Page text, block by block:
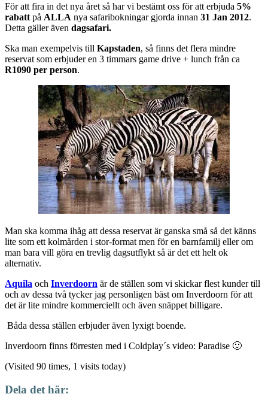
För att fira in det nya året så har vi bestämt oss för att erbjuda 5%
rabatt på ALLA nya safaribokningar gjorda innan 31 Jan 2012.
Detta gäller även dagsafari.
Ska man exempelvis till Kapstaden, så finns det flera mindre
reservat som erbjuder en 3 timmars game drive + lunch från ca
R1090 per person.
Man ska komma ihåg att dessa reservat är ganska små så det känns
lite som ett kolmården i stor-format men för en barnfamilj eller om
man bara vill göra en trevlig dagsutflykt så är det ett helt ok
alternativ.
Aquila och Inverdoorn är de ställen som vi skickar flest kunder till
och av dessa två tycker jag personligen bäst om Inverdoorn för att
det är lite mindre kommerciellt och även snäppet billigare.
Båda dessa ställen erbjuder även lyxigt boende.
Inverdoorn finns förresten med i Coldplay´s video: Paradise 🙂
(Visited 90 times, 1 visits today)
Dela det här: